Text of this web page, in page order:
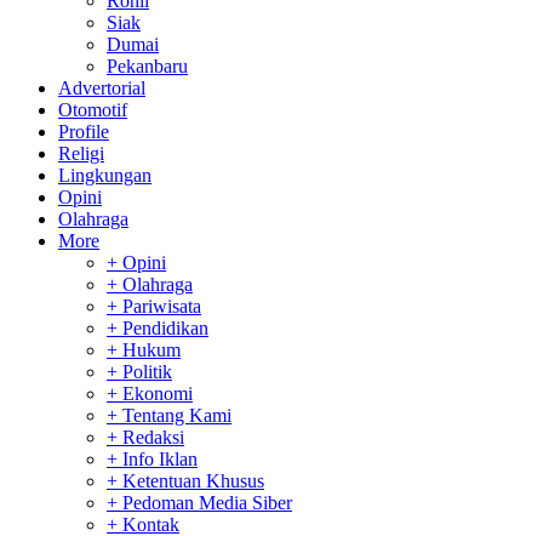
Siak
Dumai
Pekanbaru
Advertorial
Otomotif
Profile
Religi
Lingkungan
Opini
Olahraga
More
+ Opini
+ Olahraga
+ Pariwisata
+ Pendidikan
+ Hukum
+ Politik
+ Ekonomi
+ Tentang Kami
+ Redaksi
+ Info Iklan
+ Ketentuan Khusus
+ Pedoman Media Siber
+ Kontak